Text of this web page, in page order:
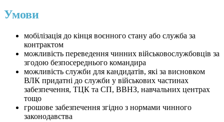
Умови
мобілізація до кінця воєнного стану або служба за
контрактом
можливість переведення чинних військовослужбовців за
згодою безпосереднього командира
можливість служби для кандидатів, які за висновком
ВЛК придатні до служби у військових частинах
забезпечення, ТЦК та СП, ВВНЗ, навчальних центрах
тощо
грошове забезпечення згідно з нормами чинного
законодавства